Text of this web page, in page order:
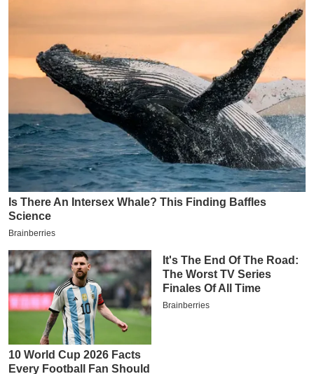
P
L
0
2
6
क्रा
इ
म
ई
-
पे
प
र
सा
ल